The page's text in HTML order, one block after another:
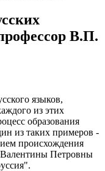
В.П.
языков,
из этих
образования
из таких примеров -
происхождения
Валентины Петровны